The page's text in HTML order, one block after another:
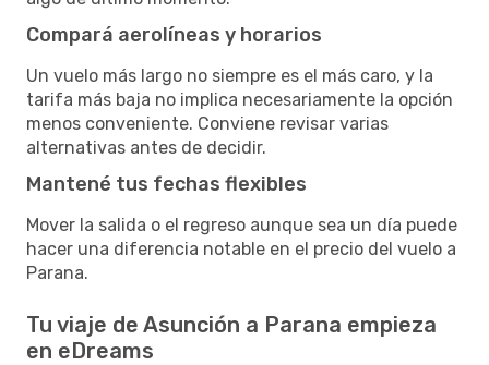
Compará aerolíneas y horarios
Un vuelo más largo no siempre es el más caro, y la
tarifa más baja no implica necesariamente la opción
menos conveniente. Conviene revisar varias
alternativas antes de decidir.
Mantené tus fechas flexibles
Mover la salida o el regreso aunque sea un día puede
hacer una diferencia notable en el precio del vuelo a
Parana.
Tu viaje de Asunción a Parana empieza
en eDreams